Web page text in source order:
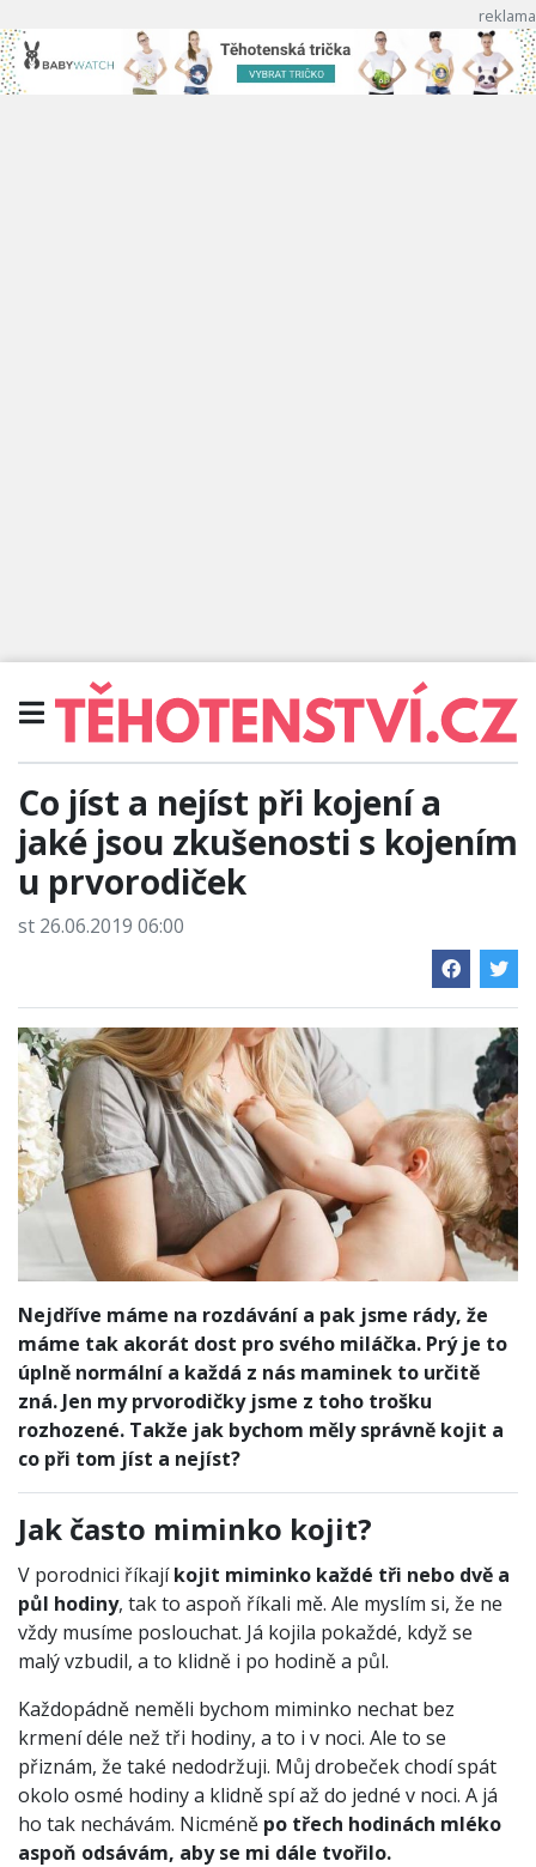
Co jíst a nejíst při kojení a
jaké jsou zkušenosti s kojením
u prvorodiček
st 26.06.2019 06:00
Nejdříve máme na rozdávání a pak jsme rády, že
máme tak akorát dost pro svého miláčka. Prý je to
úplně normální a každá z nás maminek to určitě
zná. Jen my prvorodičky jsme z toho trošku
rozhozené. Takže jak bychom měly správně kojit a
co při tom jíst a nejíst?
Jak často miminko kojit?
V porodnici říkajíkojit miminko každé tři nebo dvě a
půl hodiny, tak to aspoň říkali mě. Ale myslím si, že ne
vždy musíme poslouchat. Já kojila pokaždé, když se
malý vzbudil, a to klidně i po hodině a půl.
Každopádně neměli bychom miminko nechat bez
krmení déle než tři hodiny, a to i v noci. Ale to se
přiznám, že také nedodržuji. Můj drobeček chodí spát
okolo osmé hodiny a klidně spí až do jedné v noci. A já
ho tak nechávám. Nicméně po třech hodinách mléko
aspoň odsávám, aby se mi dále tvořilo.